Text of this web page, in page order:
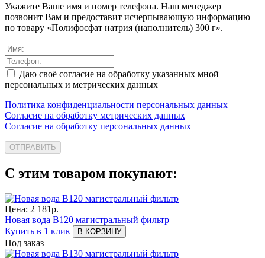
Укажите Ваше имя и номер телефона. Наш менеджер
позвонит Вам и предоставит исчерпывающую информацию
по товару «Полифосфат натрия (наполнитель) 300 г».
Даю своё согласие на обработку указанных мной
персональных и метрических данных
Политика конфиденциальности персональных данных
Согласие на обработку метрических данных
Согласие на обработку персональных данных
ОТПРАВИТЬ
С этим товаром покупают:
Цена: 2 181р.
Новая вода B120 магистральный фильтр
Купить в 1 клик
В КОРЗИНУ
Под заказ